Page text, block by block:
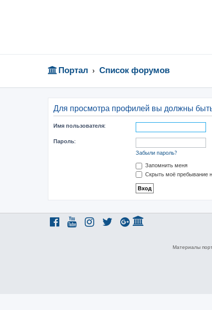
Портал Список форумов
Для просмотра профилей вы должны
Имя пользователя:
Пароль:
Забыли пароль?
Запомнить меня
Скрыть моё пребывание
Материалы